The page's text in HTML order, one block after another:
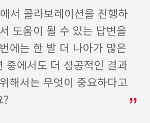
서 콜라보레이션을 진행하
도움이 될 수 있는 답변을
에는 한 발 더 나아가 많은
중에서도 더 성공적인 결과
해서는 무엇이 중요하다고